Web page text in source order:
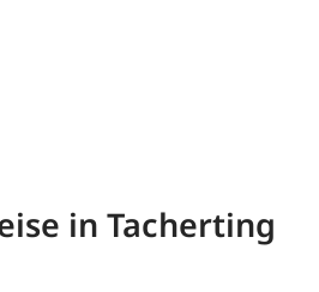
in Tacherting